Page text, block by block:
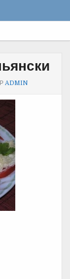
ADMIN